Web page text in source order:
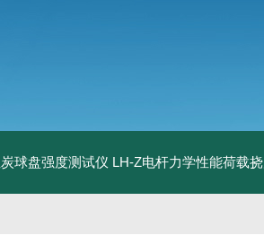
球盘强度测试仪 LH-Z电杆力学性能荷载